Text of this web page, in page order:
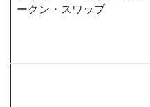
ークン・スワップ